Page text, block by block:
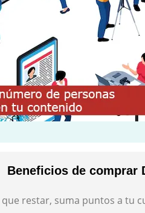
Beneficios de comprar
restar, suma puntos a tu